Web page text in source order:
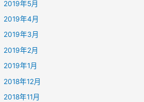
2019年5月
2019年4月
2019年3月
2019年2月
2019年1月
2018年12月
2018年11月